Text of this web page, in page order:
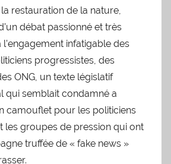
restauration de la nature,
débat passionné et très
l’engagement infatigable des
progressistes, des
ONG, un texte législatif
qui semblait condamné a
camouflet pour les politiciens
les groupes de pression qui ont
truffée de « fake news »